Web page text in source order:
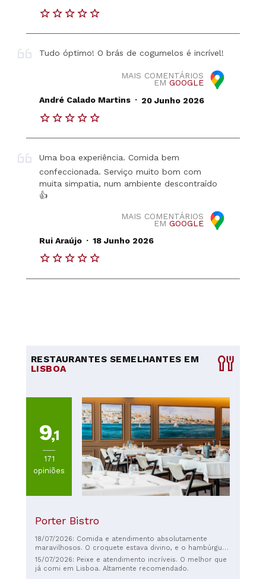
Tudo óptimo! O brás de cogumelos é incrível!
MAIS COMENTÁRIOS
EM GOOGLE
André Calado Martins . 20 Junho 2026
Uma boa experiência. Comida bem
confeccionada. Serviço muito bom com
muita simpatia, num ambiente descontraído
👍
MAIS COMENTÁRIOS
EM GOOGLE
Rui Araújo . 18 Junho 2026
RESTAURANTES SEMELHANTES EM
LISBOA
9,1
171
opiniões
Porter Bistro
18/07/2026: Comida e atendimento absolutamente
maravilhosos. O croquete estava divino, e o hambúrguer
com batatas fritas estava delicioso, com muito sabor e
acompanhamentos. Havia refil ilimitado de maionese,
ketchup e mostarda. E o atendimento foi simplesmente
15/07/2026: Peixe e atendimento incríveis. O melhor que
já comi em Lisboa. Altamente recomendado.